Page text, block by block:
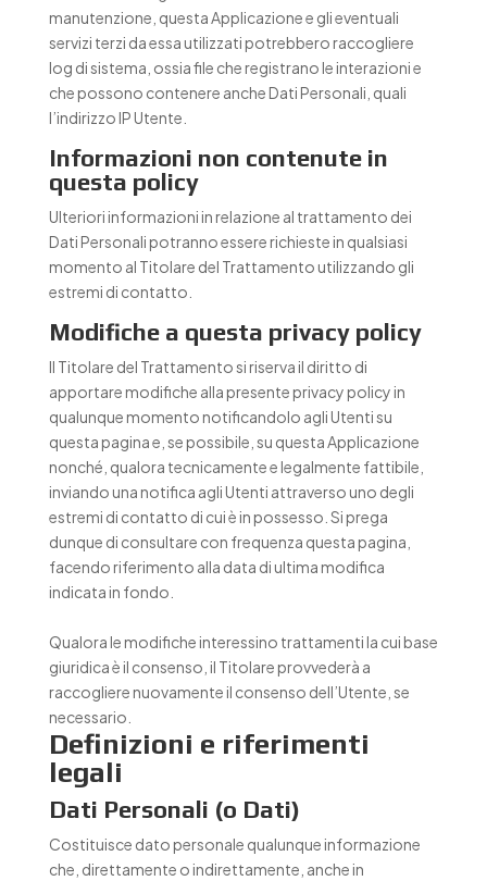
manutenzione, questa Applicazione e gli eventuali
servizi terzi da essa utilizzati potrebbero raccogliere
log di sistema, ossia file che registrano le interazioni e
che possono contenere anche Dati Personali, quali
l’indirizzo IP Utente.
Informazioni non contenute in
questa policy
Ulteriori informazioni in relazione al trattamento dei
Dati Personali potranno essere richieste in qualsiasi
momento al Titolare del Trattamento utilizzando gli
estremi di contatto.
Modifiche a questa privacy policy
Il Titolare del Trattamento si riserva il diritto di
apportare modifiche alla presente privacy policy in
qualunque momento notificandolo agli Utenti su
questa pagina e, se possibile, su questa Applicazione
nonché, qualora tecnicamente e legalmente fattibile,
inviando una notifica agli Utenti attraverso uno degli
estremi di contatto di cui è in possesso. Si prega
dunque di consultare con frequenza questa pagina,
facendo riferimento alla data di ultima modifica
indicata in fondo.
Qualora le modifiche interessino trattamenti la cui base
giuridica è il consenso, il Titolare provvederà a
raccogliere nuovamente il consenso dell’Utente, se
necessario.
Definizioni e riferimenti
legali
Dati Personali (o Dati)
Costituisce dato personale qualunque informazione
che, direttamente o indirettamente, anche in